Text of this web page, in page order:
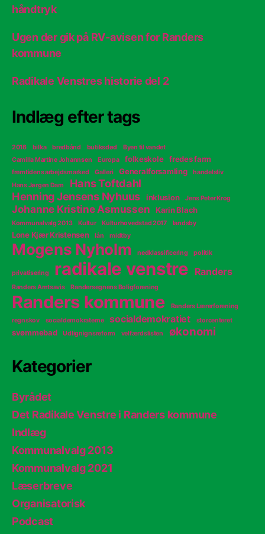
håndtryk
Ugen der gik på RV-avisen for Randers
kommune
Radikale Venstres historie del 2
Indlæg efter tags
2016 bilka bredbånd butiksdød
Byen til vandet
Camilla Martine Johannsen
Europa folkeskole fredes farm
fremtidens arbejdsmarked Galleri Generalforsamling
handelsliv
Hans Jørgen Dam
Hans Toftdahl
Henning Jensens Nyhuus
inklusion Jens Peter Krog
Johanne Kristine Asmussen Karin Blach
Kommunalvalg 2013 Kultur Kulturhovedstad 2017 landsby
Lone Kjær Kristensen lån midtby
Mogens Nyholm nedklassificering politik
privatisering radikale venstre Randers
Randers Amtsavis Randersegnens Boligforening
Randers kommune
Randers Lærerforening
regnskov
socialdemokraterne socialdemokratiet storcenteret
svømmebad Udlignignsreform velfærdslisten økonomi
Kategorier
Byrådet
Det Radikale Venstre i Randers kommune
Indlæg
Kommunalvalg 2013
Kommunalvalg 2021
Læserbreve
Organisatorisk
Podcast